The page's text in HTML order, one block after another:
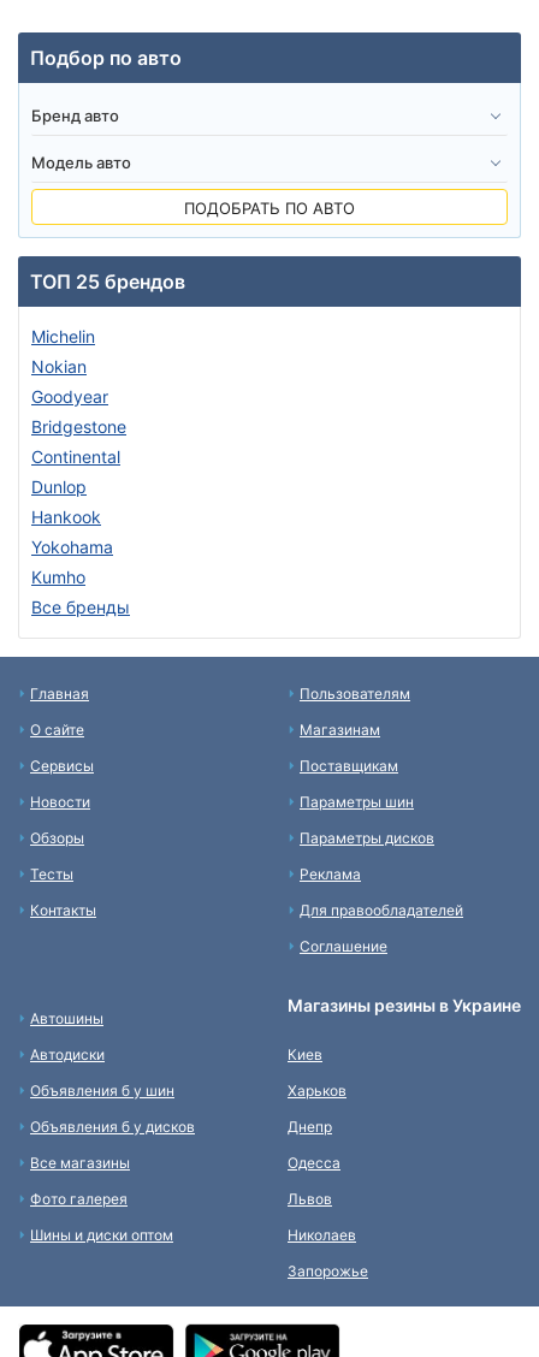
Подбор по авто
ПОДОБРАТЬ ПО АВТО
ТОП 25 брендов
Michelin
Nokian
Goodyear
Bridgestone
Continental
Dunlop
Hankook
Yokohama
Kumho
Все бренды
Главная
О сайте
Сервисы
Новости
Обзоры
Тесты
Контакты
Пользователям
Магазинам
Поставщикам
Параметры шин
Параметры дисков
Реклама
Для правообладателей
Соглашение
Автошины
Автодиски
Объявления б у шин
Объявления б у дисков
Все магазины
Фото галерея
Шины и диски оптом
Магазины резины в Украине
Киев
Харьков
Днепр
Одесса
Львов
Николаев
Запорожье